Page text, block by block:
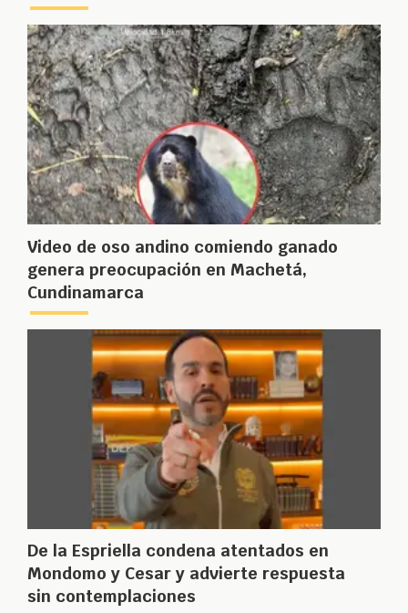
Video de oso andino comiendo ganado
genera preocupación en Machetá,
Cundinamarca
De la Espriella condena atentados en
Mondomo y Cesar y advierte respuesta
sin contemplaciones